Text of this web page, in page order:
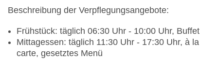
Beschreibung der Verpflegungsangebote:
Frühstück: täglich 06:30 Uhr - 10:00 Uhr, Buffet
Mittagessen: täglich 11:30 Uhr - 17:30 Uhr, à la
carte, gesetztes Menü